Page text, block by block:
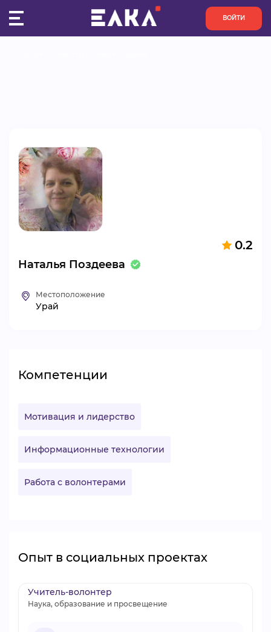
ВОЙТИ
АКТИВИСТЫ
ПРОЕКТЫ
АНАЛИТИКА
БАЗА ЗНАНИЙ
0.2
Наталья Поздеева
Местоположение
Урай
Компетенции
Мотивация и лидерство
Информационные технологии
Работа с волонтерами
Опыт в социальных проектах
Учитель-волонтер
Наука, образование и просвещение